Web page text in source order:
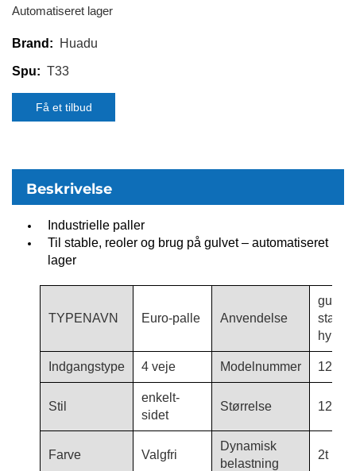
Automatiseret lager
Brand: Huadu
Spu: T33
Få et tilbud
Beskrivelse
Industrielle paller
Til stable, reoler og brug på gulvet – automatiseret
lager
TYPENAVN Euro-palle Anvendelse
Indgangstype 4 veje Modelnummer 1210-
Stil
enkelt-
sidet
Størrelse
Farve Valgfri
Dynamisk
belastning
2t